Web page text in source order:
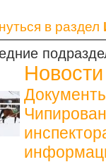
в раздел
Новости